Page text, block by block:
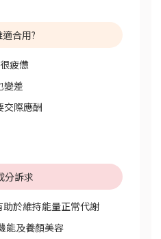
適合用?
疲憊
變差
交際應酬
分訴求
於維持能量正常代謝
能及養顏美容